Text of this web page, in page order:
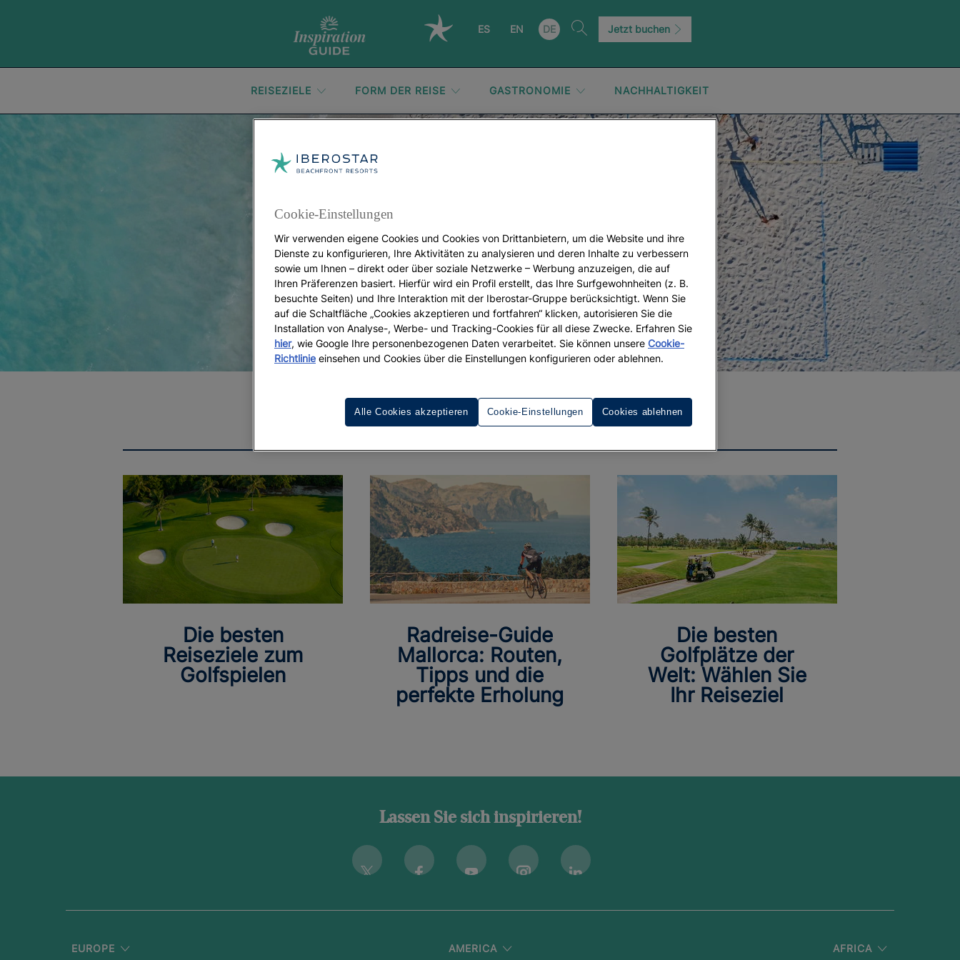
ES EN DE Jetzt buchen
REISEZIELE FORM DER REISE GASTRONOMIE NACHHALTIGKEIT
Sporturlaub
Die besten
Reiseziele zum
Golfspielen
Radreise-Guide
Mallorca: Routen,
Tipps und die
perfekte Erholung
Die besten
Golfplätze der
Welt: Wählen Sie
Ihr Reiseziel
Lassen Sie sich inspirieren!
Twitter Facebook Youtube InstagramLinkedin
EUROPE AMERICA AFRICA
Cookie-Einstellungen
Wir verwenden eigene Cookies und Cookies von Drittanbietern, um die Website und ihre
Dienste zu konfigurieren, Ihre Aktivitäten zu analysieren und deren Inhalte zu verbessern
sowie um Ihnen – direkt oder über soziale Netzwerke – Werbung anzuzeigen, die auf
Ihren Präferenzen basiert. Hierfür wird ein Profil erstellt, das Ihre Surfgewohnheiten (z. B.
besuchte Seiten) und Ihre Interaktion mit der Iberostar-Gruppe berücksichtigt. Wenn Sie
auf die Schaltfläche „Cookies akzeptieren und fortfahren“ klicken, autorisieren Sie die
Installation von Analyse-, Werbe- und Tracking-Cookies für all diese Zwecke. Erfahren Sie
hier, wie Google Ihre personenbezogenen Daten verarbeitet. Sie können unsere Cookie-
Richtlinie einsehen und Cookies über die Einstellungen konfigurieren oder ablehnen.
Cookie-Einstellungen Cookies ablehnen
Alle Cookies akzeptieren